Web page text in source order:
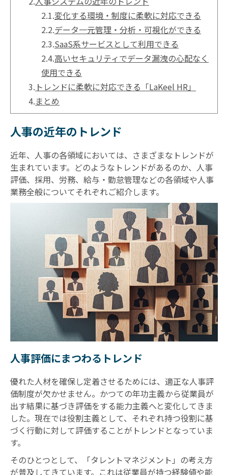
2.1.変化する環境・制度に柔軟に対応できる
2.2.データ一元管理・分析・可視化ができる
2.3.SaaS系サービスとして利用できる
2.4.高いセキュリティでデータ漏洩の心配なく
使用できる
3. トレンドに柔軟に対応できる「LaKeel HR」
4.まとめ
人事の近年のトレンド
近年、人事の各領域においては、さまざまなトレンドが
生まれています。どのようなトレンドがあるのか、人事
評価、採用、労務、給与・勤怠管理などの各領域や人事
業務全般についてそれぞれご紹介します。
人事評価にまつわるトレンド
優れた人材を確保し定着させるためには、適正な人事評
価制度が欠かせません。かつての年功主義から従業員が
出す結果に基づき評価をする能力主義へと変化してきま
した。現在では役割主義として、それぞれ持つ役割に基
づく行動に対して評価することがトレンドとなっていま
す。
そのひとつとして、「タレントマネジメント」の考え方
が普及してきています。これは従業員が持つ経験値や能